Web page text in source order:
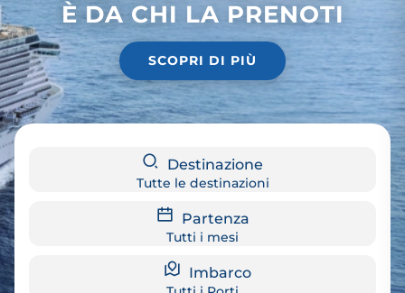
È DA CHI LA PRENOTI
SCOPRI DI PIÙ
Destinazione
Tutte le destinazioni
Partenza
Tutti i mesi
Imbarco